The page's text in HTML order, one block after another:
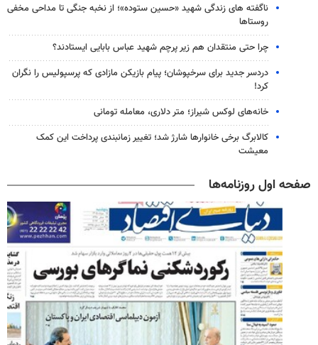
ناگفته های زندگی شهید «حسین ستوده»؛ از نخبه جنگی تا مداحی مخفی
روستاها
چرا حتی منتقدان هم زیر پرچم شهید عباس بابایی ایستادند؟
دردسر جدید برای سرخپوشان؛ پیام بازیکن مازادی که پرسپولیس را نگران
کرد!
خانه‌های لوکس شیراز؛ متر دلاری، معامله تومانی
کالابرگ برخی خانوارها شارژ شد؛ تغییر زمانبندی پرداخت این کمک
معیشت
صفحه اول روزنامه‌ها